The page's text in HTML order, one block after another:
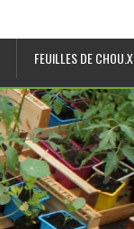
FEUILLES DE CHOU.X